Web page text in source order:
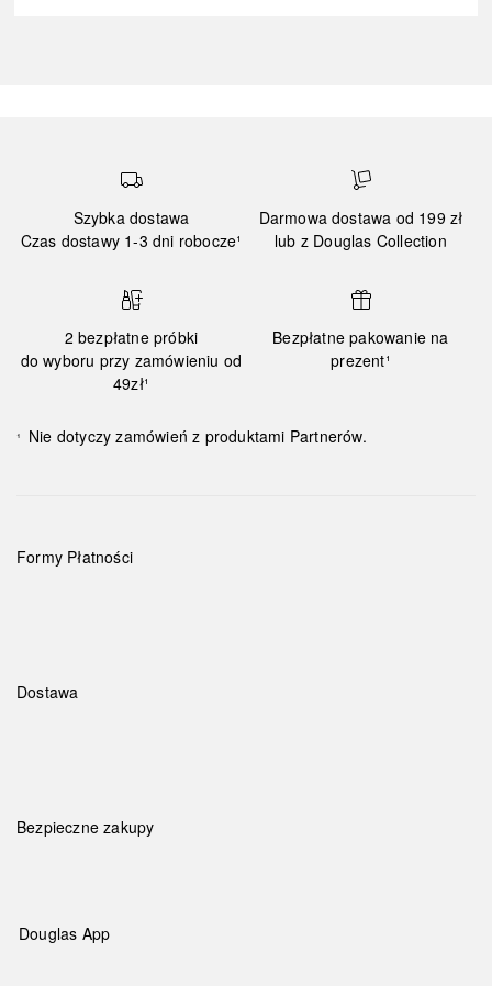
Szybka dostawa
Czas dostawy 1-3 dni robocze¹
Darmowa dostawa od 199 zł
lub z Douglas Collection
2 bezpłatne próbki
do wyboru przy zamówieniu od
49zł¹
Bezpłatne pakowanie na
prezent¹
¹ Nie dotyczy zamówień z produktami Partnerów.
Formy Płatności
Dostawa
Bezpieczne zakupy
Douglas App